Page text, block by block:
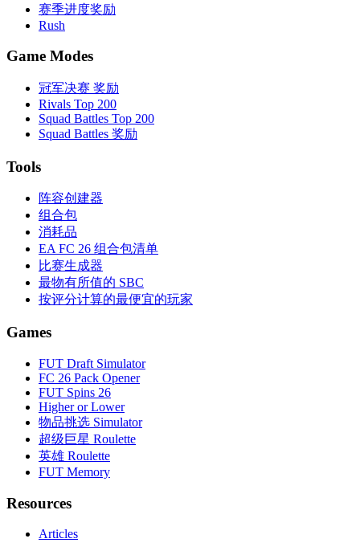
赛季进度奖励
Rush
Game Modes
冠军决赛 奖励
Rivals Top 200
Squad Battles Top 200
Squad Battles 奖励
Tools
阵容创建器
组合包
消耗品
EA FC 26 组合包清单
比赛生成器
最物有所值的 SBC
按评分计算的最便宜的玩家
Games
FUT Draft Simulator
FC 26 Pack Opener
FUT Spins 26
Higher or Lower
物品挑选 Simulator
超级巨星 Roulette
英雄 Roulette
FUT Memory
Resources
Articles